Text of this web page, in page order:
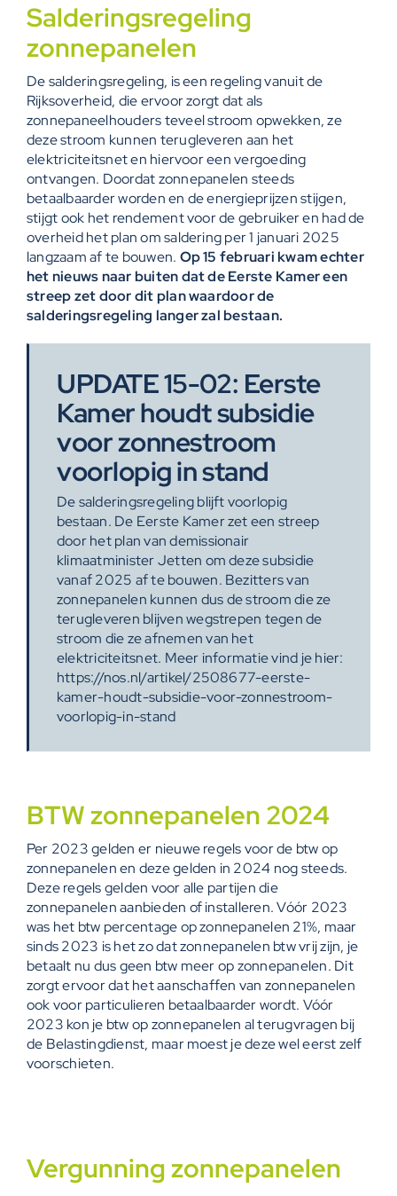
Salderingsregeling
zonnepanelen
De salderingsregeling, is een regeling vanuit de
Rijksoverheid, die ervoor zorgt dat als
zonnepaneelhouders teveel stroom opwekken, ze
deze stroom kunnen terugleveren aan het
elektriciteitsnet en hiervoor een vergoeding
ontvangen. Doordat zonnepanelen steeds
betaalbaarder worden en de energieprijzen stijgen,
stijgt ook het rendement voor de gebruiker en had de
overheid het plan om saldering per 1 januari 2025
langzaam af te bouwen. Op 15 februari kwam echter
het nieuws naar buiten dat de Eerste Kamer een
streep zet door dit plan waardoor de
salderingsregeling langer zal bestaan.
UPDATE 15-02: Eerste
Kamer houdt subsidie
voor zonnestroom
voorlopig in stand
De salderingsregeling blijft voorlopig
bestaan. De Eerste Kamer zet een streep
door het plan van demissionair
klimaatminister Jetten om deze subsidie
vanaf 2025 af te bouwen. Bezitters van
zonnepanelen kunnen dus de stroom die ze
terugleveren blijven wegstrepen tegen de
stroom die ze afnemen van het
elektriciteitsnet. Meer informatie vind je hier:
https://nos.nl/artikel/2508677-eerste-
kamer-houdt-subsidie-voor-zonnestroom-
voorlopig-in-stand
BTW zonnepanelen 2024
Per 2023 gelden er nieuwe regels voor de btw op
zonnepanelen en deze gelden in 2024 nog steeds.
Deze regels gelden voor alle partijen die
zonnepanelen aanbieden ofinstalleren. Vóór 2023
was het btw percentage op zonnepanelen 21%, maar
sinds 2023 is het zo dat zonnepanelen btw vrij zijn, je
betaalt nu dus geen btw meer op zonnepanelen. Dit
zorgt ervoor dat het aanschaffen van zonnepanelen
ook voor particulieren betaalbaarder wordt. Vóór
2023 kon je btw op zonnepanelen al terugvragen bij
de Belastingdienst, maar moest je deze wel eerst zelf
voorschieten.
Vergunning zonnepanelen